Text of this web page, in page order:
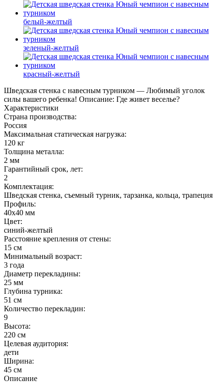
белый-желтый
зеленый-желтый
красный-желтый
Шведская стенка с навесным турником — Любимый уголок
силы вашего ребенка! Описание: Где живет веселье?
Характеристики
Страна производства:
Россия
Максимальная статическая нагрузка:
120 кг
Толщина металла:
2 мм
Гарантийный срок, лет:
2
Комплектация:
Шведская стенка, съемный турник, тарзанка, кольца, трапеция
Профиль:
40х40 мм
Цвет:
синий-желтый
Расстояние крепления от стены:
15 см
Минимальный возраст:
3 года
Диаметр перекладины:
25 мм
Глубина турника:
51 см
Количество перекладин:
9
Высота:
220 см
Целевая аудитория:
дети
Ширина:
45 см
Описание